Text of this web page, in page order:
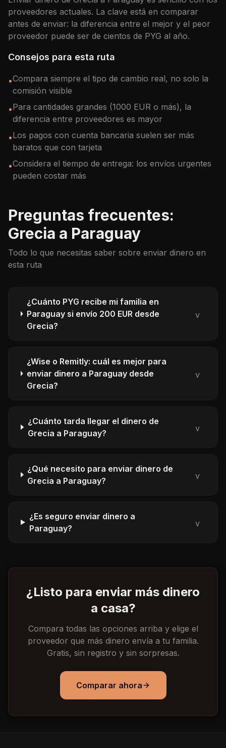
proveedores actuales. La clave está en comparar
antes de enviar: la diferencia entre el mejor y el peor
proveedor puede ser de cientos de PYG al año.
Consejos para esta ruta
•Compara siempre el tipo de cambio real, no solo la
comisión visible
•Para cantidades grandes (1000 EUR o más), la
diferencia entre proveedores es mayor
•Los pagos con cuenta bancaria suelen ser más
baratos que con tarjeta
•Considera el tiempo de entrega: los envíos urgentes
pueden costar más
Preguntas frecuentes:
Grecia a Paraguay
Todo lo que necesitas saber sobre enviar dinero en
esta ruta
¿Cuánto PYG recibe mi familia en
Paraguay si envío 200 EUR desde
Grecia?
v
¿Wise o Remitly: cuál es mejor para
enviar dinero a Paraguay desde
Grecia?
v
¿Cuánto tarda llegar el dinero de
Grecia a Paraguay?
v
¿Qué necesito para enviar dinero de
Grecia a Paraguay?
v
¿Es seguro enviar dinero a
Paraguay?
v
¿Listo para enviar más dinero
a casa?
Compara todas las opciones arriba y elige el
proveedor que más dinero envía a tu familia.
Gratis, sin registro y sin sorpresas.
Comparar ahora